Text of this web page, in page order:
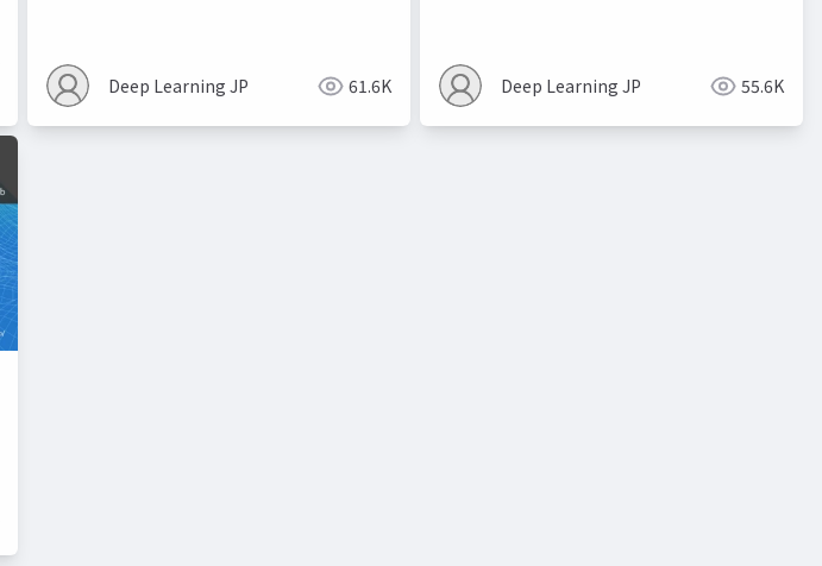
Deep Learning JP 61.6K Deep Learning JP 55.6K